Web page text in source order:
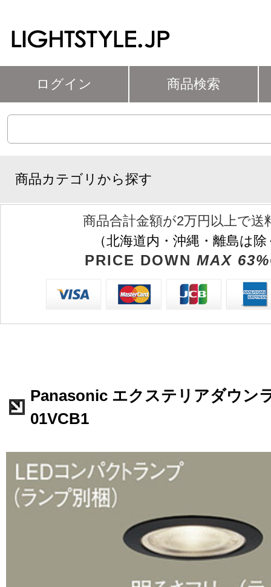
ログイン 商品検索
商品カテゴリから探す
商品合計金額が2万円以上で送
（北海道内・沖縄・離島は
PRICE DOWN MAX
Panasonic エクステリアダウン
01VCB1